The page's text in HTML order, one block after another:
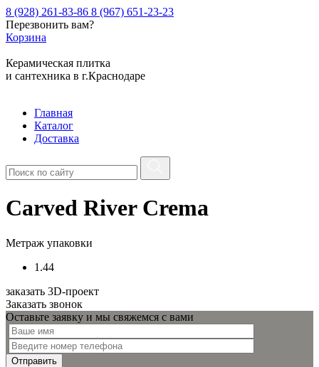
8 (928) 261-83-86 8 (967) 651-23-23
Перезвонить вам?
Корзина
Керамическая плитка
и сантехника в г.Краснодаре
Главная
Каталог
Доставка
Carved River Crema
Метраж упаковки
1.44
заказать 3D-проект
Заказать звонок
Оставьте заявку и мы свяжемся с вами
Отправить